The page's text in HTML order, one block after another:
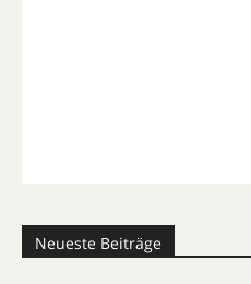
Neueste Beiträge